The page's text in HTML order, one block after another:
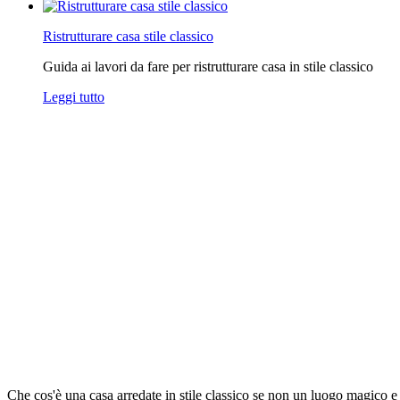
Ristrutturare casa stile classico
Guida ai lavori da fare per ristrutturare casa in stile classico
Leggi tutto
Che cos'è una casa arredate in stile classico se non un luogo